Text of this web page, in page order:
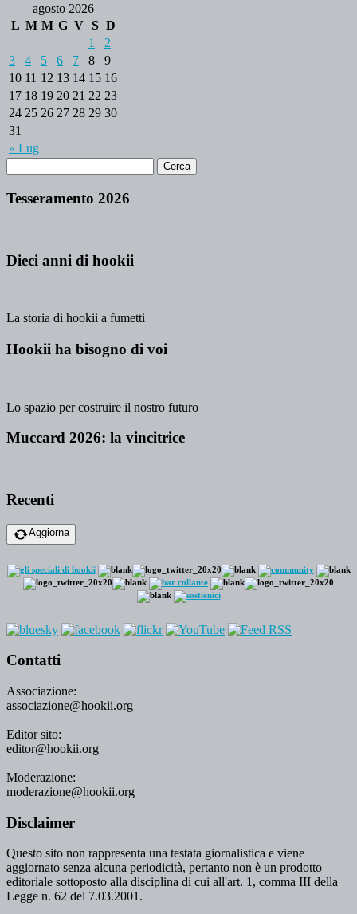
agosto 2026
L M M G V S D
« Lug
1
2
3
4 5 6 7 8
9
10 11 12 13 14 15 16
17 18 19 20 21 22 23
24 25 26 27 28 29 30
31
Tesseramento 2026
Dieci anni di hookii
La storia di hookii a fumetti
Hookii ha bisogno di voi
Lo spazio per costruire il nostro futuro
Muccard 2026: la vincitrice
Recenti
Aggiorna
Contatti
Associazione:
associazione@hookii.org
Editor sito:
editor@hookii.org
Moderazione:
moderazione@hookii.org
Disclaimer
Questo sito non rappresenta una testata giornalistica e viene
aggiornato senza alcuna periodicità, pertanto non è un prodotto
editoriale sottoposto alla disciplina di cui all'art. 1, comma III della
Legge n. 62 del 7.03.2001.